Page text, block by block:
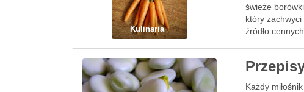
Kulinaria
świeże
który
źródło
Każdy